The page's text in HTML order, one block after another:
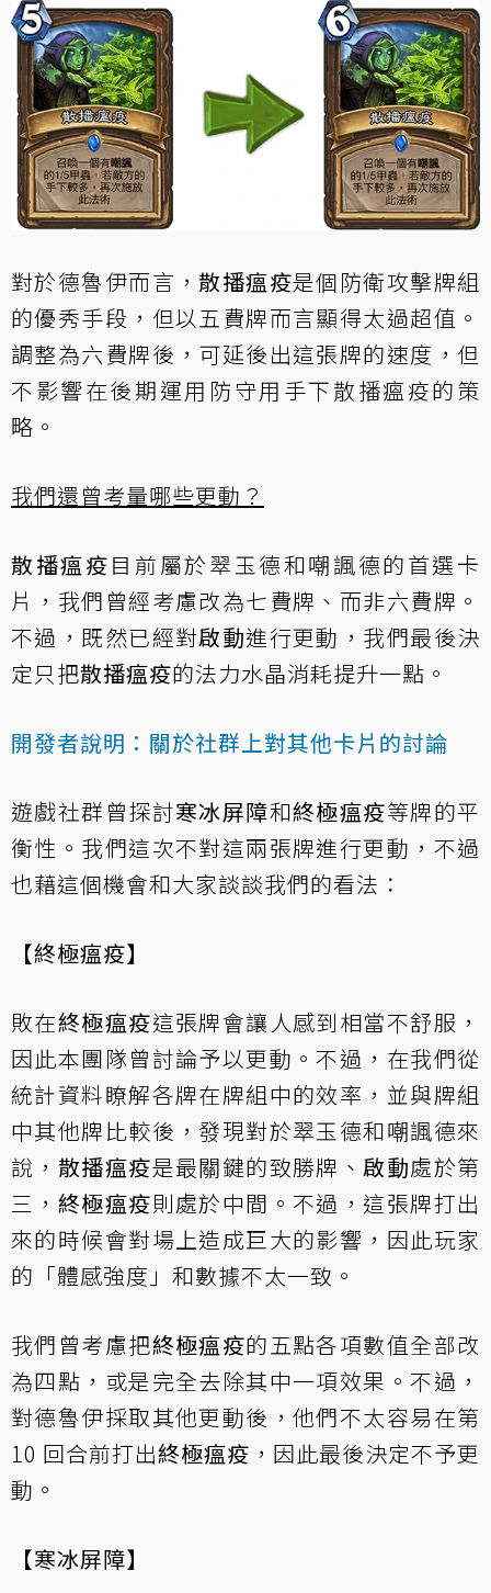
對於德魯伊而言，散播瘟疫是個防衛攻擊牌組
的優秀手段，但以五費牌而言顯得太過超值。
調整為六費牌後，可延後出這張牌的速度，但
不影響在後期運用防守用手下散播瘟疫的策
略。
我們還曾考量哪些更動？
散播瘟疫目前屬於翠玉德和嘲諷德的首選卡
片，我們曾經考慮改為七費牌、而非六費牌。
不過，既然已經對啟動進行更動，我們最後決
定只把散播瘟疫的法力水晶消耗提升一點。
開發者說明：關於社群上對其他卡片的討論
遊戲社群曾探討寒冰屏障和終極瘟疫等牌的平
衡性。我們這次不對這兩張牌進行更動，不過
也藉這個機會和大家談談我們的看法：
【終極瘟疫】
敗在終極瘟疫這張牌會讓人感到相當不舒服，
因此本團隊曾討論予以更動。不過，在我們從
統計資料瞭解各牌在牌組中的效率，並與牌組
中其他牌比較後，發現對於翠玉德和嘲諷德來
說， 散播瘟疫是最關鍵的致勝牌、 啟動處於第
三， 終極瘟疫則處於中間。不過，這張牌打出
來的時候會對場上造成巨大的影響，因此玩家
的「體感強度」和數據不太一致。
我們曾考慮把終極瘟疫的五點各項數值全部改
為四點，或是完全去除其中一項效果。不過，
對德魯伊採取其他更動後，他們不太容易在第
10 回合前打出終極瘟疫 ，因此最後決定不予更
動。
【寒冰屏障】